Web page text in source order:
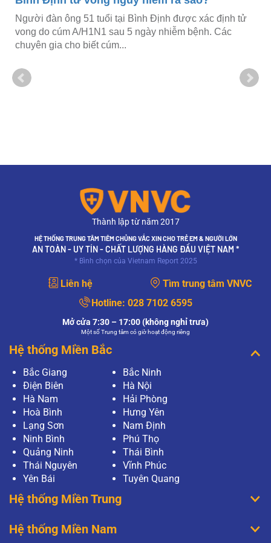
Người đàn ông 51 tuổi tại Bình Định được xác định tử
vong do cúm A/H1N1 sau 5 ngày nhiễm bệnh. Các
chuyên gia cho biết cúm...
Thành lập từ năm 2017
HỆ THỐNG TRUNG TÂM TIÊM CHỦNG VẮC XIN CHO TRẺ EM & NGƯỜI LỚN
AN TOÀN - UY TÍN - CHẤT LƯỢNG HÀNG ĐẦU VIỆT NAM *
* Bình chọn của Vietnam Report 2025
Liên hệ
Tìm trung tâm VNVC
Hotline: 028 7102 6595
Mở cửa 7:30 – 17:00 (không nghỉ trưa)
Một số Trung tâm có giờ hoạt động riêng
Hệ thống Miền Bắc
Bắc Giang
Bắc Ninh
Điện Biên
Hà Nội
Hà Nam
Hải Phòng
Hoà Bình
Hưng Yên
Lạng Sơn
Nam Định
Ninh Bình
Phú Thọ
Quảng Ninh
Thái Bình
Thái Nguyên
Vĩnh Phúc
Yên Bái
Tuyên Quang
Hệ thống Miền Trung
Hệ thống Miền Nam